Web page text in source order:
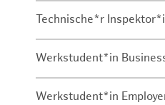
Technische*r
Werkstudent*in
Werkstudent*in